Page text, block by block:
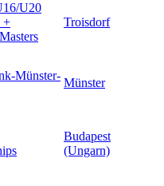
U20
+
Troisdorf
Münster-
Münster
Budapest
(Ungarn)